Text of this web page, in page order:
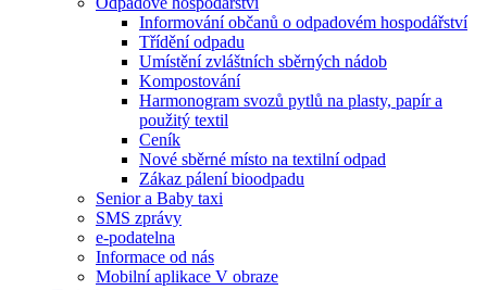
Informování občanů o odpadovém hospodářství
Třídění odpadu
Umístění zvláštních sběrných nádob
Kompostování
Harmonogram svozů pytlů na plasty, papír a
použitý textil
Ceník
Nové sběrné místo na textilní odpad
Zákaz pálení bioodpadu
Senior a Baby taxi
SMS zprávy
e-podatelna
Informace od nás
Mobilní aplikace V obraze